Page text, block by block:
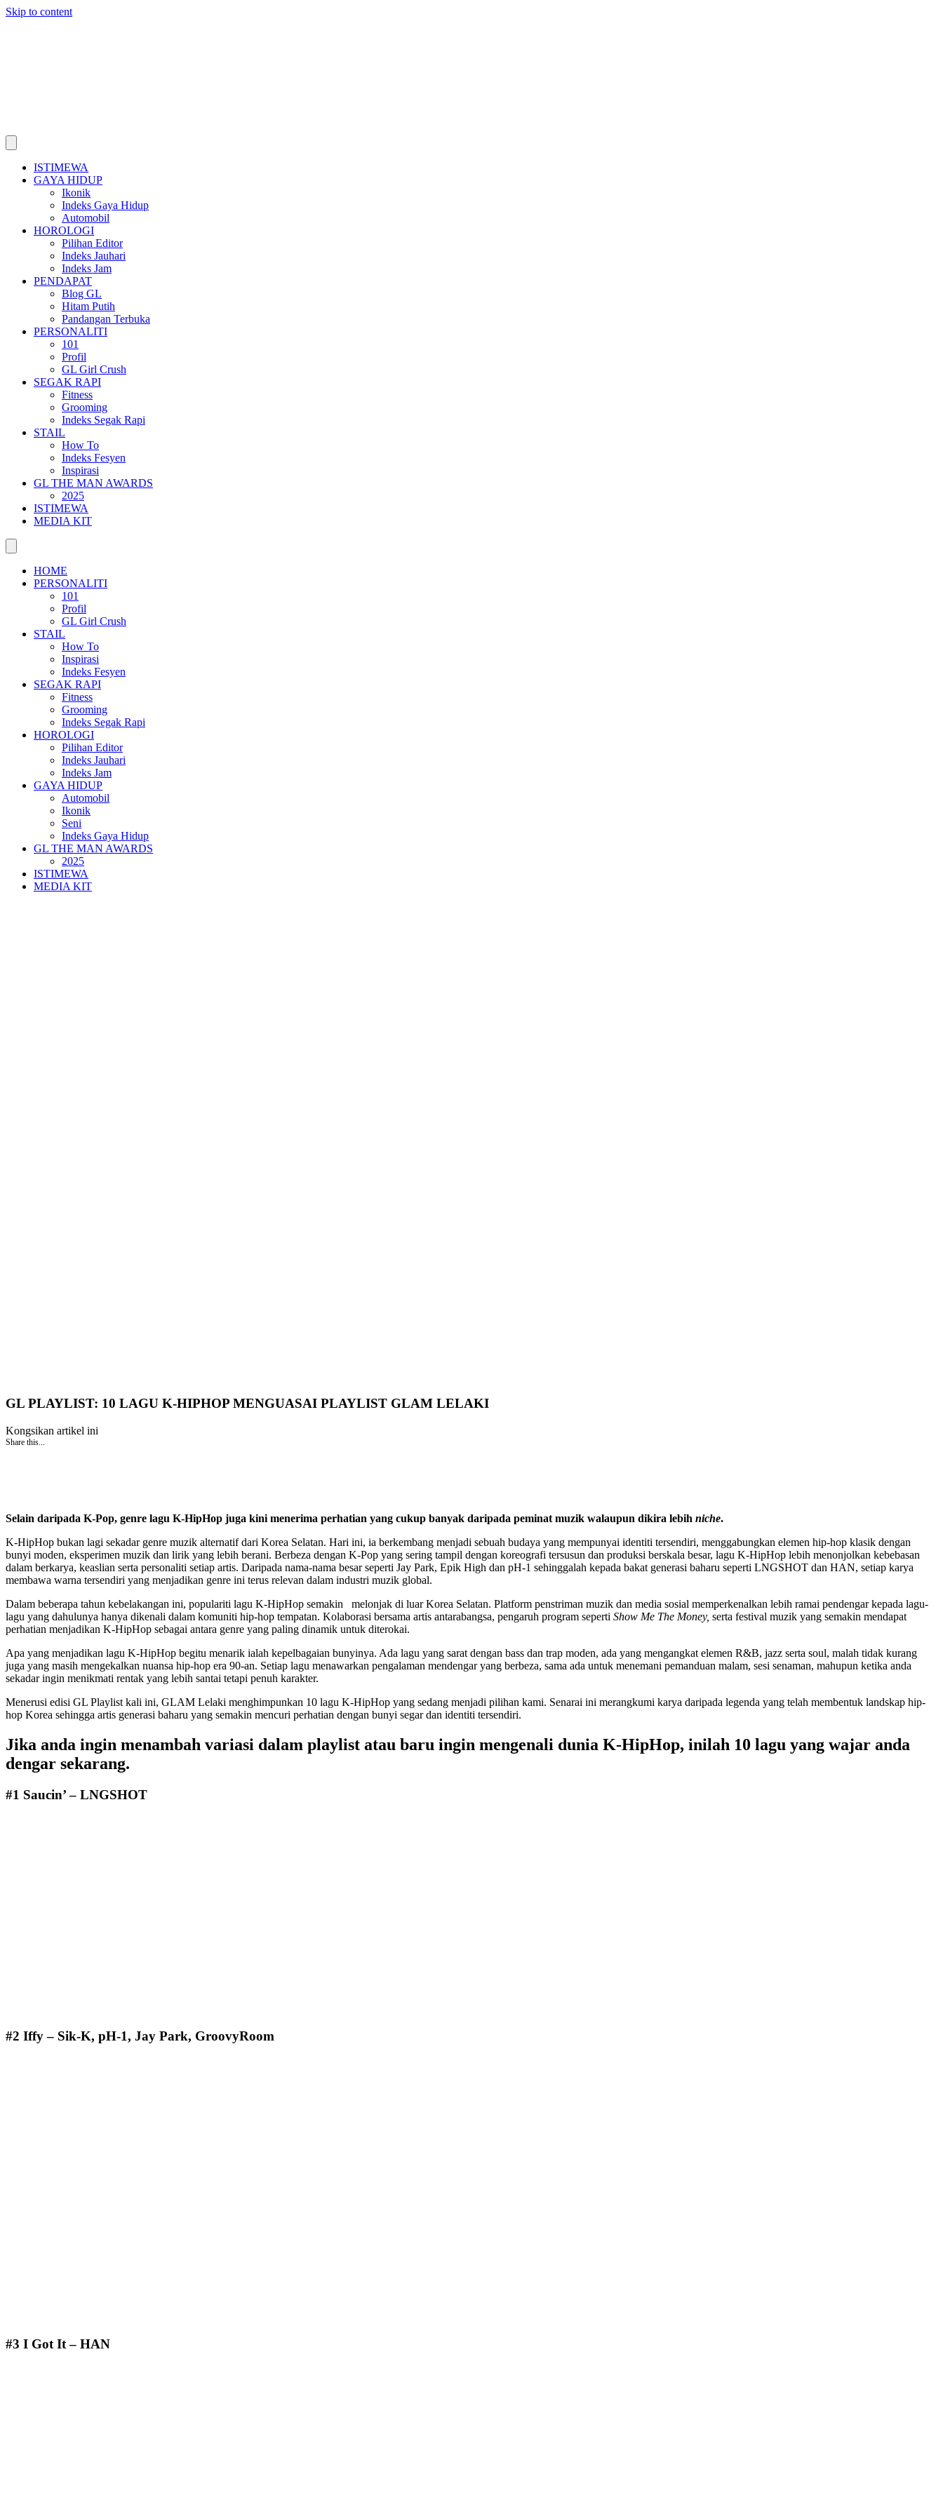
Skip to content
ISTIMEWA
GAYA HIDUP
Ikonik
Indeks Gaya Hidup
Automobil
HOROLOGI
Pilihan Editor
Indeks Jauhari
Indeks Jam
PENDAPAT
Blog GL
Hitam Putih
Pandangan Terbuka
PERSONALITI
101
Profil
GL Girl Crush
SEGAK RAPI
Fitness
Grooming
Indeks Segak Rapi
STAIL
How To
Indeks Fesyen
Inspirasi
GL THE MAN AWARDS
2025
ISTIMEWA
MEDIA KIT
HOME
PERSONALITI
101
Profil
GL Girl Crush
STAIL
How To
Inspirasi
Indeks Fesyen
SEGAK RAPI
Fitness
Grooming
Indeks Segak Rapi
HOROLOGI
Pilihan Editor
Indeks Jauhari
Indeks Jam
GAYA HIDUP
Automobil
Ikonik
Seni
Indeks Gaya Hidup
GL THE MAN AWARDS
2025
ISTIMEWA
MEDIA KIT
GL PLAYLIST: 10 LAGU K-HIPHOP MENGUASAI PLAYLIST GLAM LELAKI
Kongsikan artikel ini
Share this...
Selain daripada K-Pop, genre lagu K-HipHop juga kini menerima perhatian yang cukup banyak daripada peminat muzik walaupun dikira lebih niche.
K-HipHop bukan lagi sekadar genre muzik alternatif dari Korea Selatan. Hari ini, ia berkembang menjadi sebuah budaya yang mempunyai identiti tersendiri, menggabungkan elemen hip-hop klasik dengan
bunyi moden, eksperimen muzik dan lirik yang lebih berani. Berbeza dengan K-Pop yang sering tampil dengan koreografi tersusun dan produksi berskala besar, lagu K-HipHop lebih menonjolkan kebebasan
dalam berkarya, keaslian serta personaliti setiap artis. Daripada nama-nama besar seperti Jay Park, Epik High dan pH-1 sehinggalah kepada bakat generasi baharu seperti LNGSHOT dan HAN, setiap karya
membawa warna tersendiri yang menjadikan genre ini terus relevan dalam industri muzik global.
Dalam beberapa tahun kebelakangan ini, populariti lagu K-HipHop semakin melonjak di luar Korea Selatan. Platform penstriman muzik dan media sosial memperkenalkan lebih ramai pendengar kepada lagu-
lagu yang dahulunya hanya dikenali dalam komuniti hip-hop tempatan. Kolaborasi bersama artis antarabangsa, pengaruh program seperti Show Me The Money, serta festival muzik yang semakin mendapat
perhatian menjadikan K-HipHop sebagai antara genre yang paling dinamik untuk diterokai.
Apa yang menjadikan lagu K-HipHop begitu menarik ialah kepelbagaian bunyinya. Ada lagu yang sarat dengan bass dan trap moden, ada yang mengangkat elemen R&B, jazz serta soul, malah tidak kurang
juga yang masih mengekalkan nuansa hip-hop era 90-an. Setiap lagu menawarkan pengalaman mendengar yang berbeza, sama ada untuk menemani pemanduan malam, sesi senaman, mahupun ketika anda
sekadar ingin menikmati rentak yang lebih santai tetapi penuh karakter.
Menerusi edisi GL Playlist kali ini, GLAM Lelaki menghimpunkan 10 lagu K-HipHop yang sedang menjadi pilihan kami. Senarai ini merangkumi karya daripada legenda yang telah membentuk landskap hip-
hop Korea sehingga artis generasi baharu yang semakin mencuri perhatian dengan bunyi segar dan identiti tersendiri.
Jika anda ingin menambah variasi dalam playlist atau baru ingin mengenali dunia K-HipHop, inilah 10 lagu yang wajar anda
dengar sekarang.
#1 Saucin’ – LNGSHOT
#2 Iffy – Sik-K, pH-1, Jay Park, GroovyRoom
#3 I Got It – HAN